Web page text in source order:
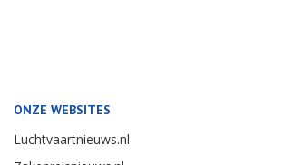
ONZE WEBSITES
Luchtvaartnieuws.nl